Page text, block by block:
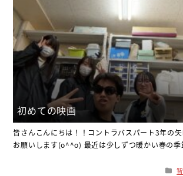
初めての映画
皆さんこんにちは！！コントラバスパート3年の
お願いします(o^^o) 最近は少しずつ暖かい春の季
ね！！ですが、気を緩めず体調不良にはならずこ
いきたいです！！皆さんも体調管理には気をつけ